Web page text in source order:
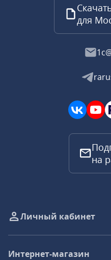
для
на
Личный кабинет
Интернет-магазин